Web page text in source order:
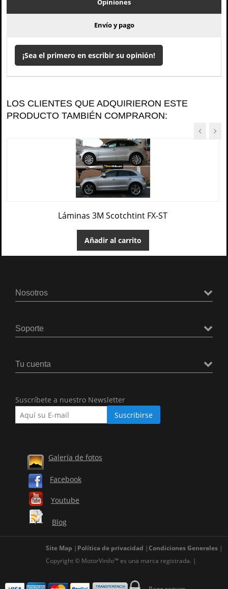
Opiniones
Envío y pago
¡Sea el primero en escribir su opinión!
LOS CLIENTES QUE ADQUIRIERON ESTE
PRODUCTO TAMBIÉN COMPRARON:
Láminas 3M Scotchtint FX-ST
Añadir al carrito
Nosotros
Soporte
Tu cuenta
Suscríbete a nuestro Newsletter
Galería de fotos
Facebook
Youtube
Blog
Site Map Política de privacidad
Condiciones Generales
Copyright © MotorVinilo™ es una marca registrada.